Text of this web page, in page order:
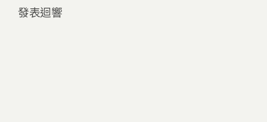
發表迴響